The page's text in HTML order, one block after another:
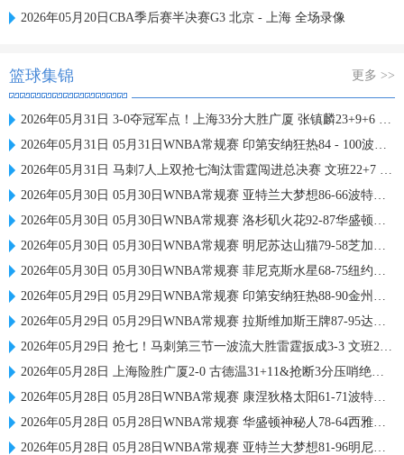
2026年05月20日CBA季后赛半决赛G3 北京 - 上海 全场录像
篮球集锦 更多 >>
2026年05月31日 3-0夺冠军点！上海33分大胜广厦 张镇麟23+9+6 孙铭徽8中2
2026年05月31日 05月31日WNBA常规赛 印第安纳狂热84 - 100波特兰火焰 全场集锦
2026年05月31日 马刺7人上双抢七淘汰雷霆闯进总决赛 文班22+7 亚历山大35+9
2026年05月30日 05月30日WNBA常规赛 亚特兰大梦想86-66波特兰火焰 全场集锦
2026年05月30日 05月30日WNBA常规赛 洛杉矶火花92-87华盛顿神秘人 全场集锦
2026年05月30日 05月30日WNBA常规赛 明尼苏达山猫79-58芝加哥天空 全场集锦
2026年05月30日 05月30日WNBA常规赛 菲尼克斯水星68-75纽约自由人 全场集锦
2026年05月29日 05月29日WNBA常规赛 印第安纳狂热88-90金州女武神 全场集锦
2026年05月29日 05月29日WNBA常规赛 拉斯维加斯王牌87-95达拉斯飞翼 全场集锦
2026年05月29日 抢七！马刺第三节一波流大胜雷霆扳成3-3 文班28+10 SGA18中6
2026年05月28日 上海险胜广厦2-0 古德温31+11&抢断3分压哨绝杀 布朗空砍50分
2026年05月28日 05月28日WNBA常规赛 康涅狄格太阳61-71波特兰火焰 全场集锦
2026年05月28日 05月28日WNBA常规赛 华盛顿神秘人78-64西雅图风暴 全场集锦
2026年05月28日 05月28日WNBA常规赛 亚特兰大梦想81-96明尼苏达山猫 全场集锦